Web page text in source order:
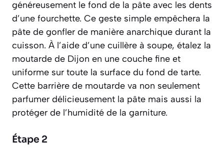
généreusement le fond de la pâte avec les dents
d’une fourchette. Ce geste simple empêchera la
pâte de gonfler de manière anarchique durant la
cuisson. À l’aide d’une cuillère à soupe, étalez la
moutarde de Dijon en une couche fine et
uniforme sur toute la surface du fond de tarte.
Cette barrière de moutarde va non seulement
parfumer délicieusement la pâte mais aussi la
protéger de l’humidité de la garniture.
Étape 2